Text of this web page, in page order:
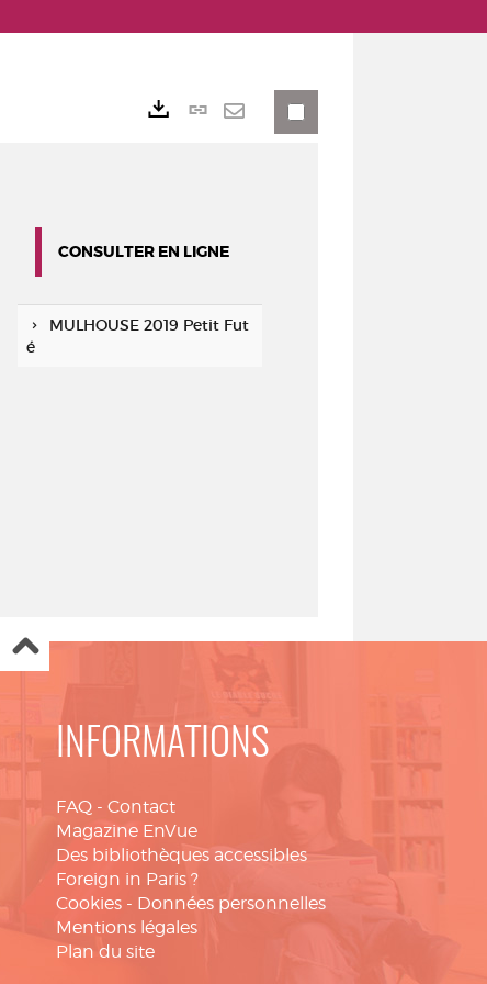
Lien
CONSULTER EN LIGNE
MULHOUSE 2019 Petit Fut
é
INFORMATIONS
FAQ - Contact
Magazine EnVue
Des bibliothèques accessibles
Foreign in Paris ?
Cookies - Données personnelles
Mentions légales
Plan du site